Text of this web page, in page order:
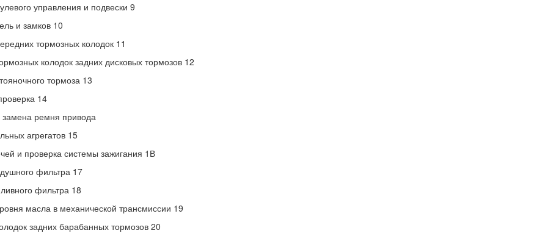
управления и подвески 9
и замков 10
тормозных колодок 11
колодок задних дисковых тормозов 12
тормоза 13
14
замена ремня привода
агрегатов 15
и проверка системы зажигания 1В
фильтра 17
фильтра 18
масла в механической трансмиссии 19
задних барабанных тормозов 20